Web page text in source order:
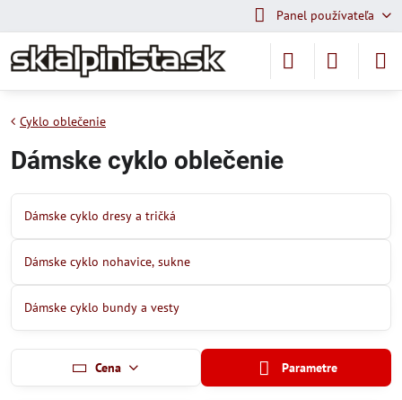
Panel používateľa
Cyklo oblečenie
Dámske cyklo oblečenie
Dámske cyklo dresy a tričká
Dámske cyklo nohavice, sukne
Dámske cyklo bundy a vesty
Cena Parametre